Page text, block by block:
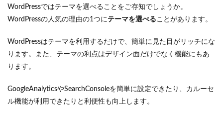
WordPressではテーマを選べることをご存知でしょうか。
WordPressの人気の理由の1つにテーマを選べることがあります。
WordPressはテーマを利用するだけで、簡単に見た目がリッチにな
ります。また、テーマの利点はデザイン面だけでなく機能にもあ
ります。
GoogleAnalyticsやSearchConsoleを簡単に設定できたり、カルーセ
ル機能が利用できたりと利便性も向上します。